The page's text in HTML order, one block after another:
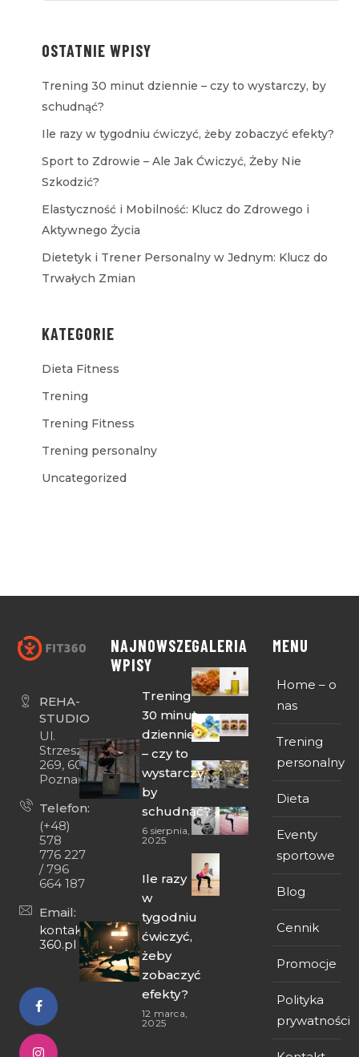
OSTATNIE WPISY
Trening 30 minut dziennie – czy to wystarczy, by
schudnąć?
Ile razy w tygodniu ćwiczyć, żeby zobaczyć efekty?
Sport to Zdrowie – Ale Jak Ćwiczyć, Żeby Nie
Szkodzić?
Elastyczność i Mobilność: Klucz do Zdrowego i
Aktywnego Życia
Dietetyk i Trener Personalny w Jednym: Klucz do
Trwałych Zmian
KATEGORIE
Dieta Fitness
Trening
Trening Fitness
Trening personalny
Uncategorized
REHA-
STUDIO
Ul.
Strzeszyńska
269, 60-474
Poznań
Telefon:
(+48)
578
776 227
/ 796
664 187
Email:
kontakt@fit-
360.pl
NAJNOWSZE
WPISY
Trening
30 minut
dziennie
– czy to
wystarczy,
by
schudnąć?
6 sierpnia,
2025
Ile razy
w
tygodniu
ćwiczyć,
żeby
zobaczyć
efekty?
12 marca,
2025
GALERIA MENU
Home – o
nas
Trening
personalny
Dieta
Eventy
sportowe
Blog
Cennik
Promocje
Polityka
prywatności